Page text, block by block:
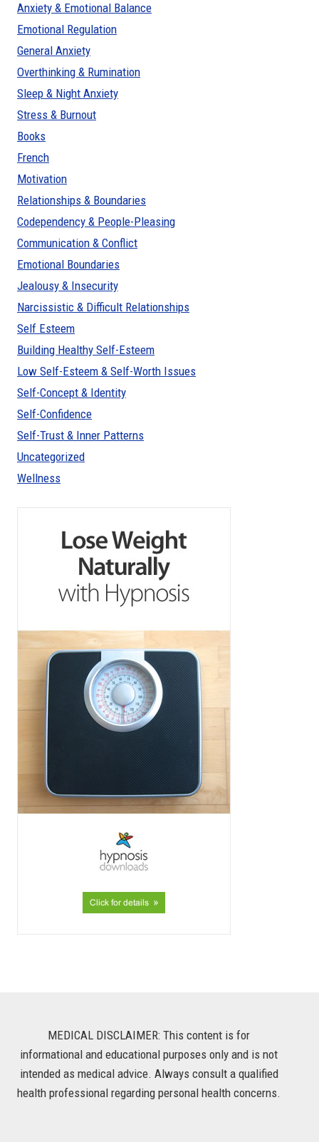
Anxiety & Emotional Balance
Emotional Regulation
General Anxiety
Overthinking & Rumination
Sleep & Night Anxiety
Stress & Burnout
Books
French
Motivation
Relationships & Boundaries
Codependency & People-Pleasing
Communication & Conflict
Emotional Boundaries
Jealousy & Insecurity
Narcissistic & Difficult Relationships
Self Esteem
Building Healthy Self-Esteem
Low Self-Esteem & Self-Worth Issues
Self-Concept & Identity
Self-Confidence
Self-Trust & Inner Patterns
Uncategorized
Wellness
MEDICAL DISCLAIMER: This content is for
informational and educational purposes only and is not
intended as medical advice. Always consult a qualified
health professional regarding personal health concerns.